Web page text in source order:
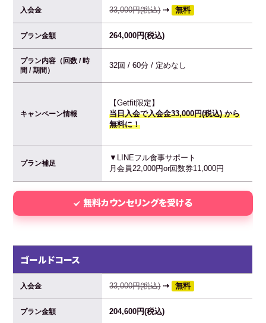
入会金 33,000円(税込)⇢ 無料
プラン金額 264,000円(税込)
プラン内容（回数 / 時
間 / 期間）
32回 / 60分 / 定めなし
キャンペーン情報
【Getfit限定】
当日入会で入会金33,000円(税込) から
無料に！
プラン補足
▼LINEフル食事サポート
月会員22,000円or回数券11,000円
無料カウンセリングを受ける
ゴールドコース
入会金 33,000円(税込)⇢ 無料
プラン金額 204,600円(税込)